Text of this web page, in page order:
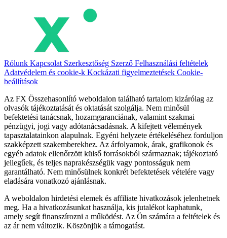
Rólunk Kapcsolat Szerkesztőség Szerző Felhasználási feltételek
Adatvédelem és cookie-k Kockázati figyelmeztetések Cookie-
beállítások
Az FX Összehasonlító weboldalon található tartalom kizárólag az
olvasók tájékoztatását és oktatását szolgálja. Nem minősül
befektetési tanácsnak, hozamgaranciának, valamint szakmai
pénzügyi, jogi vagy adótanácsadásnak. A kifejtett vélemények
tapasztalatainkon alapulnak. Egyéni helyzete értékeléséhez forduljon
szakképzett szakemberekhez. Az árfolyamok, árak, grafikonok és
egyéb adatok ellenőrzött külső forrásokból származnak; tájékoztató
jellegűek, és teljes naprakészségük vagy pontosságuk nem
garantálható. Nem minősülnek konkrét befektetések vételére vagy
eladására vonatkozó ajánlásnak.
A weboldalon hirdetési elemek és affiliate hivatkozások jelenhetnek
meg. Ha a hivatkozásunkat használja, kis jutalékot kaphatunk,
amely segít finanszírozni a működést. Az Ön számára a feltételek és
az ár nem változik. Köszönjük a támogatást.